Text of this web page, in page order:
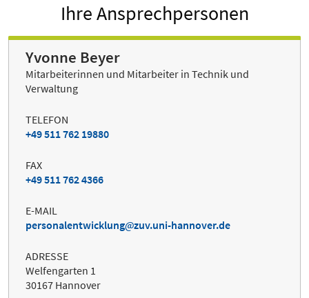
Ihre Ansprechpersonen
Yvonne Beyer
Mitarbeiterinnen und Mitarbeiter in Technik und
Verwaltung
TELEFON
+49 511 762 19880
FAX
+49 511 762 4366
E-MAIL
personalentwicklung
zuv.uni-hannover.de
ADRESSE
Welfengarten 1
30167 Hannover